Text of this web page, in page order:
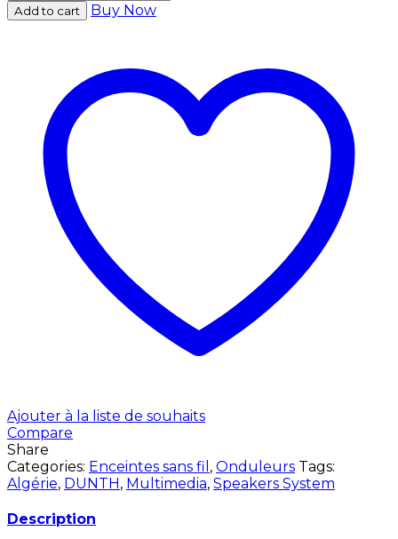
Add to cart Buy Now
Ajouter à la liste de souhaits
Compare
Share
Categories: Enceintes sans fil , Onduleurs Tags:
Algérie, DUNTH, Multimedia, Speakers System
Description